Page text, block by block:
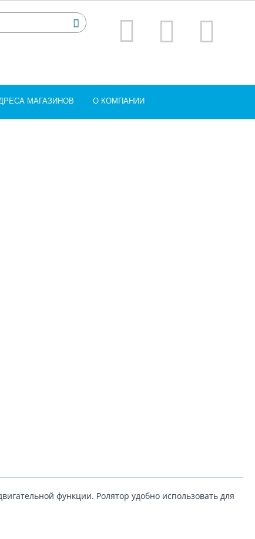
МАГАЗИНОВ О КОМПАНИИ
функции. Ролятор удобно использовать для